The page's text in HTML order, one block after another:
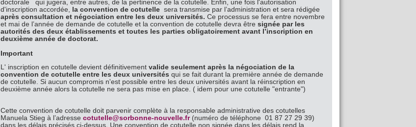
doctorale qui jugera, entre autres, de la pertinence de la cotutelle. Enfin, une fois l'autorisation
d'inscription accordée, la convention de cotutellesera transmise par l’administration et sera rédigée
après consultation et négociation entre les deux universités. Ce processus se fera entre novembre
et mai de l’année de demande de cotutelle et la convention de cotutelle devra êtresignée par les
autorités des deux établissements et toutes les parties obligatoirement avant l’inscription en
deuxième année de doctorat.
Important
L' inscription en cotutelle devient définitivementvalide seulement après la négociation de la
convention de cotutelle entre les deux universités qui se fait durant la première année de demande
de cotutelle. Si aucun compromis n'est possible entre les deux universités avant la réinscription en
deuxième année alors la cotutelle ne sera pas mise en place. ( idem pour une cotutelle "entrante")
Cette convention de cotutelle doit parvenir complète à la responsable administrative des cotutelles
Manuela Stieg à l’adressecotutelle@sorbonne-nouvelle.fr (numéro de téléphone 01 87 27 29 39)
dans les délais précisés ci-dessus. Une convention de cotutelle non signée dans les délais rend la